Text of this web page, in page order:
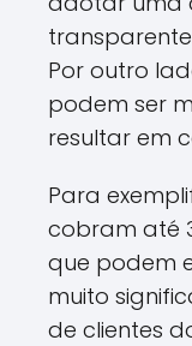
Por outro
podem ser
resultar em
Para
cobram até
que podem
muito
de clientes